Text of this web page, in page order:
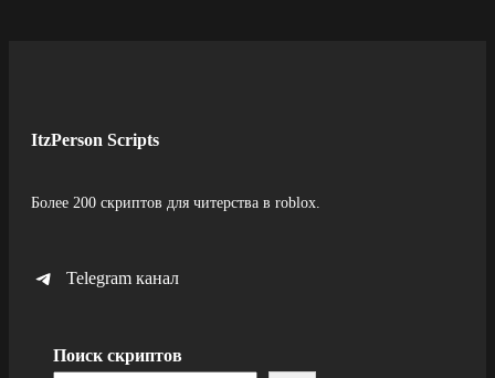
ItzPerson Scripts
Более 200 скриптов для читерства в roblox.
Telegram канал
Поиск скриптов